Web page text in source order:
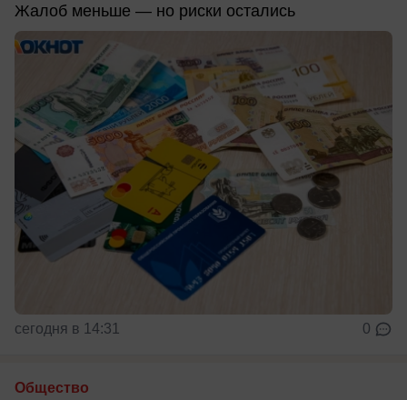
Жалоб меньше — но риски остались
сегодня в 14:31 0
Общество